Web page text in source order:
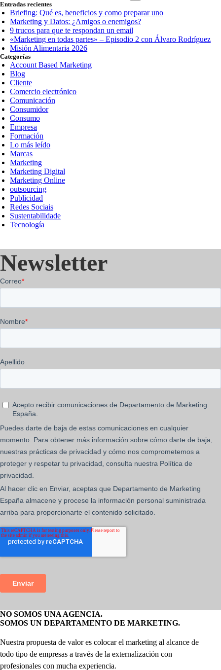
Entradas recientes
Briefing: Qué es, beneficios y como preparar uno
Marketing y Datos: ¿Amigos o enemigos?
9 trucos para que te respondan un email
«Marketing en todas partes» – Episodio 2 con Álvaro Rodríguez
Misión Alimentaria 2026
Categorías
Account Based Marketing
Blog
Cliente
Comercio electrónico
Comunicación
Consumidor
Consumo
Empresa
Formación
Lo más leído
Marcas
Marketing
Marketing Digital
Marketing Online
outsourcing
Publicidad
Redes Sociais
Sustentabilidade
Tecnología
Newsletter
NO SOMOS UNA AGENCIA.
SOMOS UN DEPARTAMENTO DE MARKETING.
Nuestra propuesta de valor es colocar el marketing al alcance de
todo tipo de empresas a través de la externalización con
profesionales con mucha experiencia.